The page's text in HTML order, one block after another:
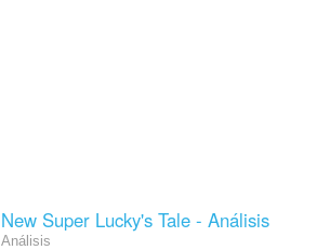
New Super Lucky's Tale - Análisis
Análisis